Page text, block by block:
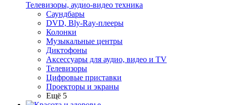
Телевизоры, аудио-видео техника
Саундбары
DVD, Bly-Ray-плееры
Колонки
Музыкальные центры
Диктофоны
Аксессуары для аудио, видео и TV
Телевизоры
Цифровые приставки
Проекторы и экраны
Ещё 5